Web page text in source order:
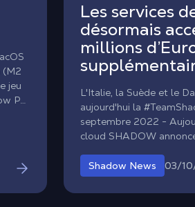
(M2
jeu
PC,
Les services
désormais
millions
L'Italie, la Suède et le
aujourd'hui la
septembre 2022 -
cloud SHADOW
s'étendant ainsi à plus
utilisateurs potentiels
Shadow News 03/